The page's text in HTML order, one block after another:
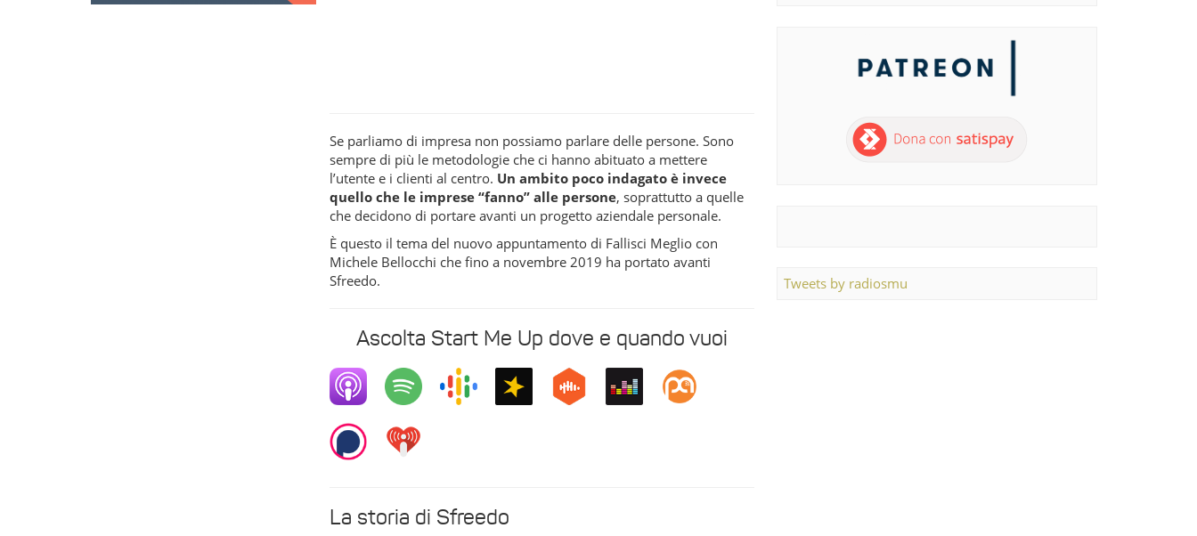
Se parliamo di impresa non possiamo parlare delle persone. Sono
sempre di più le metodologie che ci hanno abituato a mettere
l’utente e i clienti al centro. Un ambito poco indagato è invece
quello che le imprese “fanno” alle persone, soprattutto a quelle
che decidono di portare avanti un progetto aziendale personale.
È questo il tema del nuovo appuntamento di Fallisci Meglio con
Michele Bellocchi che fino a novembre 2019 ha portato avanti
Sfreedo.
Ascolta Start Me Up dove e quando vuoi
La storia di Sfreedo
Tweets by radiosmu